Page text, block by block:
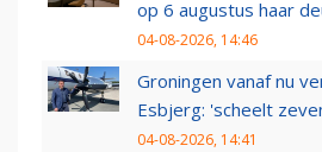
op 6 augustus haar
04-08-2026, 14:46
Groningen vanaf nu
Esbjerg: 'scheelt
04-08-2026, 14:41